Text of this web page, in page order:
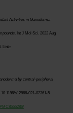
Activities in Ganoderma
. Int J Mol Sci. 2022 Aug
Link:
by central-peripheral
s12866-021-02361-5.